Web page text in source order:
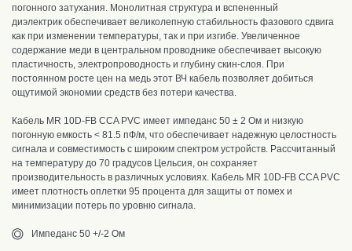
погонного затухания. Монолитная структура и вспененный
диэлектрик обеспечивает великолепную стабильность фазового сдвига
как при изменении температуры, так и при изгибе. Увеличенное
содержание меди в центральном проводнике обеспечивает высокую
пластичность, электропроводность и глубину скин-слоя. При
постоянном росте цен на медь этот ВЧ кабель позволяет добиться
ощутимой экономии средств без потери качества.
Кабель MR 10D-FB CCA PVC имеет импеданс 50 ± 2 Ом и низкую
погонную емкость < 81.5 пФ/м, что обеспечивает надежную целостность
сигнала и совместимость с широким спектром устройств. Рассчитанный
на температуру до 70 градусов Цельсия, он сохраняет
производительность в различных условиях. Кабель MR 10D-FB CCA PVC
имеет плотность оплетки 95 процента для защиты от помех и
минимизации потерь по уровню сигнала.
Импеданс 50 +/-2 Ом